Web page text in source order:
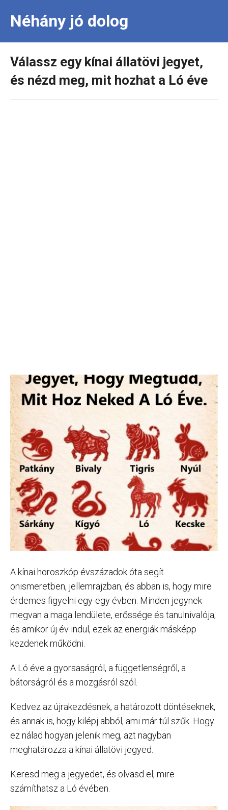
Néhány jó dolog
Válassz egy kínai állatövi jegyet,
és nézd meg, mit hozhat a Ló éve
A kínai horoszkóp évszázadok óta segít
önismeretben, jellemrajzban, és abban is, hogy mire
érdemes figyelni egy-egy évben. Minden jegynek
megvan a maga lendülete, erőssége és tanulnivalója,
és amikor új év indul, ezek az energiák másképp
kezdenek működni.
A Ló éve a gyorsaságról, a függetlenségről, a
bátorságról és a mozgásról szól.
Kedvez az újrakezdésnek, a határozott döntéseknek,
és annak is, hogy kilépj abból, ami már túl szűk. Hogy
ez nálad hogyan jelenik meg, azt nagyban
meghatározza a kínai állatövi jegyed.
Keresd meg a jegyedet, és olvasd el, mire
számíthatsz a Ló évében.